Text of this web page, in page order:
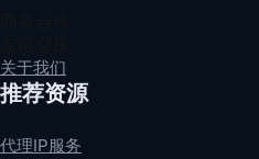
关于我们
推荐资源
代理IP服务